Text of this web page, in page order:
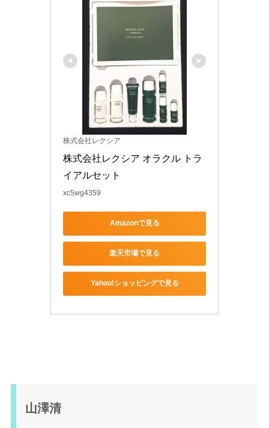
株式会社レクシア
株式会社レクシア オラクル トラ
イアルセット
xc5wg4359
Amazonで見る
楽天市場で見る
Yahoo!ショッピングで見る
山澤清